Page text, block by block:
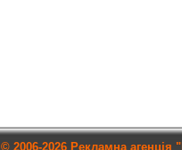
© 2006-2026 Рекламна